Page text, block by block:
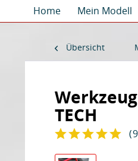
Home Mein Modell
Übersicht
TECH
(9